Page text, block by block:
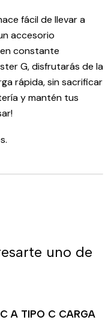
fácil de llevar a
accesorio
constante
G, disfrutarás de la
rápida, sin sacrificar
y mantén tus
uno de
A TIPO C CARGA